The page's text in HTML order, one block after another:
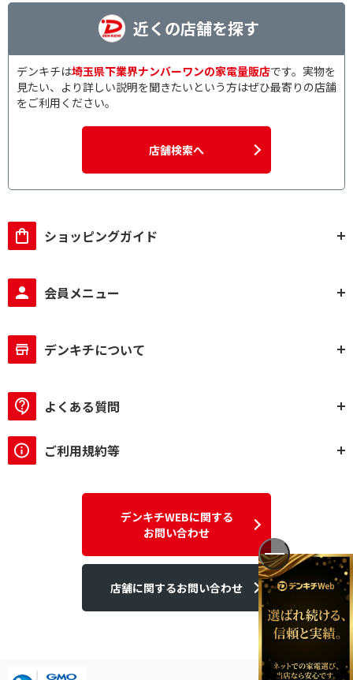
近くの店舗を探す
デンキチは埼玉県下業界ナンバーワンの家電量販店です。実物を
見たい、より詳しい説明を聞きたいという方はぜひ最寄りの店舗
をご利用ください。
店舗検索へ
ショッピングガイド
会員メニュー
デンキチについて
よくある質問
ご利用規約等
デンキチWEBに関する
お問い合わせ
店舗に関するお問い合わせ